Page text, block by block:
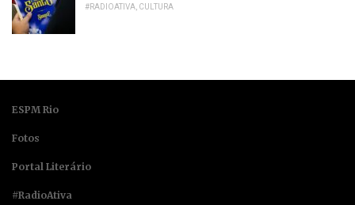
#RADIOATIVA, CULTURA
ESPM Rio
Fotos
Portal Literário
#RadioAtiva